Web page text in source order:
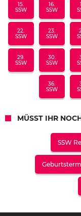
15.
SSW
16.
SSW
22.
SSW
23.
SSW
29.
SSW
30.
SSW
36.
SSW
MÜSST IHR
SSW